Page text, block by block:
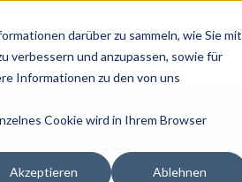
darüber zu sammeln, wie Sie mit
verbessern und anzupassen, sowie für
Informationen zu den von uns
Cookie wird in Ihrem Browser
Akzeptieren Ablehnen